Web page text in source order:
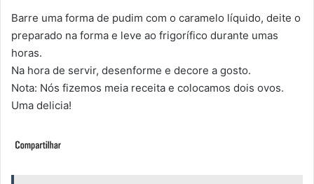
Barre uma forma de pudim com o caramelo líquido, deite o
preparado na forma e leve ao frigorífico durante umas
horas.
Na hora de servir, desenforme e decore a gosto.
Nota: Nós fizemos meia receita e colocamos dois ovos.
Uma delicia!